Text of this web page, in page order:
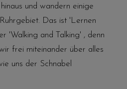
und wandern einige
Das ist 'Lernen
'Walking and Talking' , denn
frei miteinander über alles
uns der Schnabel